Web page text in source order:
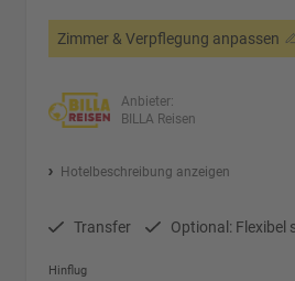
Zimmer & Verpflegung anpassen
Anbieter:
BILLA Reisen
Hotelbeschreibung anzeigen
Transfer Optional: Flexibel
Hinflug